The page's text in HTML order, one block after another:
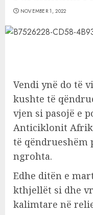
NOVEMBER 1, 2022
Vendi ynë do të
kushte të
vjen si pasojë e
Anticiklonit
të qëndrueshëm
ngrohta.
Edhe ditën e
kthjellët si dhe
kalimtare në